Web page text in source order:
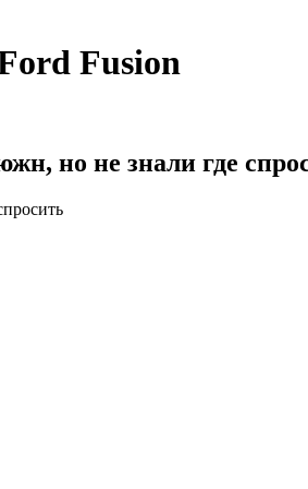
Fusion
но не знали где